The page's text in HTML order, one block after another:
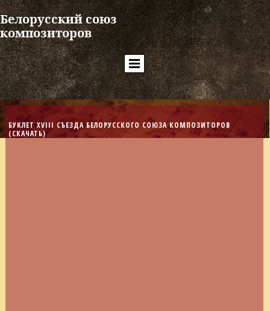
Белорусский союз
композиторов
БУКЛЕТ XVIII СЪЕЗДА БЕЛОРУССКОГО СОЮЗА КОМПОЗИТОРОВ
(СКАЧАТЬ)